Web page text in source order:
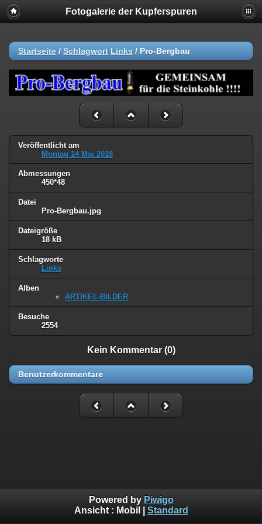
Fotogalerie der Kupferspuren
Startseite / Schlagwort Links / Pro-Bergbau
Veröffentlicht am
Montag 14 Mai 2018
Abmessungen
450*48
Datei
Pro-Bergbau.jpg
Dateigröße
18 kB
Schlagworte
Links
Alben
ARTIKEL-BILDER
Besuche
2554
Kein Kommentar (0)
Benutzerkommentare
Powered by Piwigo
Ansicht : Mobil Standard